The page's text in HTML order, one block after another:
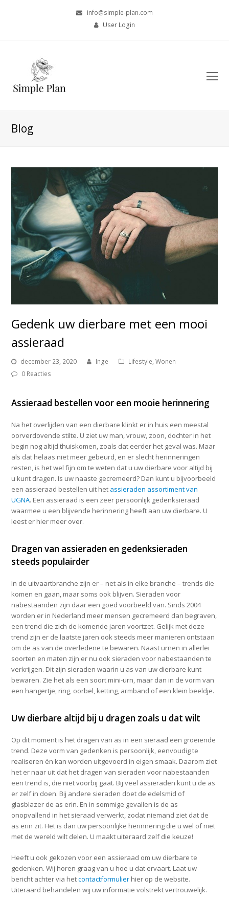
info@simple-plan.com
User Login
Blog
Gedenk uw dierbare met een mooi
assieraad
december 23, 2020 Inge Lifestyle,Wonen
0 Reacties
Assieraad bestellen voor een mooie herinnering
Na het overlijden van een dierbare klinkt er in huis een meestal
oorverdovende stilte. U ziet uw man, vrouw, zoon, dochter in het
begin nog altijd thuiskomen, zoals dat eerder het geval was. Maar
als dat helaas niet meer gebeurd, en er slecht herinneringen
resten, is het wel fijn om te weten dat u uw dierbare voor altijd bij
u kunt dragen. Is uw naaste gecremeerd? Dan kunt u bijvoorbeeld
een assieraad bestellen uit het assieraden assortiment van
UGNA. Een assieraad is een zeer persoonlijk gedenksieraad
waarmee u een blijvende herinnering heeft aan uw dierbare. U
leest er hier meer over.
Dragen van assieraden en gedenksieraden
steeds populairder
In de uitvaartbranche zijn er – net als in elke branche – trends die
komen en gaan, maar soms ook blijven. Sieraden voor
nabestaanden zijn daar een goed voorbeeld van. Sinds 2004
worden er in Nederland meer mensen gecremeerd dan begraven,
een trend die zich de komende jaren voortzet. Gelijk met deze
trend zijn er de laatste jaren ook steeds meer manieren ontstaan
om de as van de overledene te bewaren. Naast urnen in allerlei
soorten en maten zijn er nu ook sieraden voor nabestaanden te
verkrijgen. Dit zijn sieraden waarin u as van uw dierbare kunt
bewaren. Zie het als een soort mini-urn, maar dan in de vorm van
een hangertje, ring, oorbel, ketting, armband of een klein beeldje.
Uw dierbare altijd bij u dragen zoals u dat wilt
Op dit moment is het dragen van as in een sieraad een groeiende
trend. Deze vorm van gedenken is persoonlijk, eenvoudig te
realiseren én kan worden uitgevoerd in eigen smaak. Daarom ziet
het er naar uit dat het dragen van sieraden voor nabestaanden
een trend is, die niet voorbij gaat. Bij veel assieraden kunt u de as
er zelf in doen. Bij andere sieraden doet de edelsmid of
glasblazer de as erin. En in sommige gevallen is de as
onopvallend in het sieraad verwerkt, zodat niemand ziet dat de
as erin zit. Het is dan uw persoonlijke herinnering die u wel of niet
met de wereld wilt delen. U maakt uiteraard zelf die keuze!
Heeft u ook gekozen voor een assieraad om uw dierbare te
gedenken. Wij horen graag van u hoe u dat ervaart. Laat uw
bericht achter via hetcontactformulier hier op de website.
Uiteraard behandelen wij uw informatie volstrekt vertrouwelijk.